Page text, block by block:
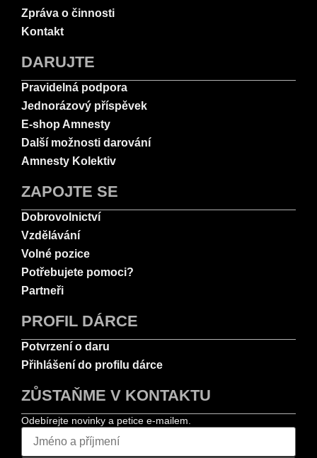
Zpráva o činnosti
Kontakt
DARUJTE
Pravidelná podpora
Jednorázový příspěvek
E-shop Amnesty
Další možnosti darování
Amnesty Kolektiv
ZAPOJTE SE
Dobrovolnictví
Vzdělávání
Volné pozice
Potřebujete pomoci?
Partneři
PROFIL DÁRCE
Potvrzení o daru
Přihlášení do profilu dárce
ZŮSTAŇME V KONTAKTU
Odebírejte novinky a petice e-mailem.